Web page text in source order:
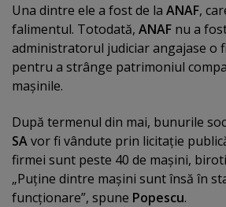
Una dintre ele a fost de la ANAF,
falimentul. Totodată, ANAF nu a
administratorul judiciar angajase o
pentru a strânge patrimoniul
maşinile.
După termenul din mai, bunurile
SAvor fi vândute prin licitaţie
firmei sunt peste 40 de maşini,
„Puţine dintre maşini sunt însă în
funcţionare”, spune Popescu.